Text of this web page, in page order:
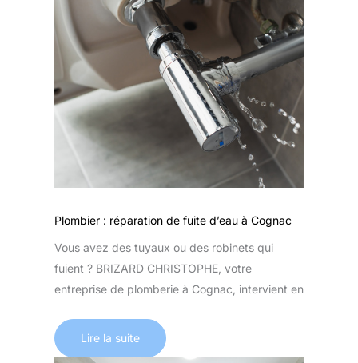
Plombier : réparation de fuite d’eau à Cognac
Vous avez des tuyaux ou des robinets qui
fuient ? BRIZARD CHRISTOPHE, votre
entreprise de plomberie à Cognac, intervient en
Lire la suite